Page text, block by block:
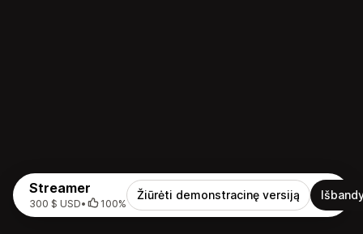
Streamer
300 $ USD• 100%
Žiūrėti demonstracinę versiją